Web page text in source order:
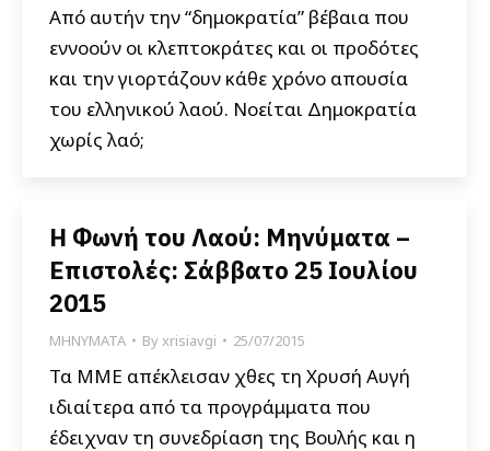
Από αυτήν την “δημοκρατία” βέβαια που
εννοούν οι κλεπτοκράτες και οι προδότες
και την γιορτάζουν κάθε χρόνο απουσία
του ελληνικού λαού. Νοείται Δημοκρατία
χωρίς λαό;
Η Φωνή του Λαού: Μηνύματα –
Επιστολές: Σάββατο 25 Ιουλίου
2015
ΜΗΝΥΜΑΤΑ Byxrisiavgi 25/07/2015
Τα ΜΜΕ απέκλεισαν χθες τη Χρυσή Αυγή
ιδιαίτερα από τα προγράμματα που
έδειχναν τη συνεδρίαση της Βουλής και η